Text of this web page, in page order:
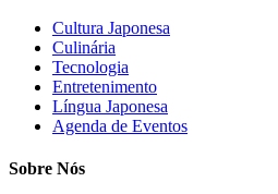
Cultura Japonesa
Culinária
Tecnologia
Entretenimento
Língua Japonesa
Agenda de Eventos
Sobre Nós